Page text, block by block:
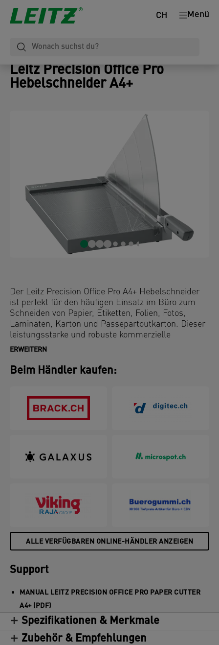
Menü
CH
Leitz Precision Office Pro
Hebelschneider A4+
Der Leitz Precision Office Pro A4+ Hebelschneider
ist perfekt für den häufigen Einsatz im Büro zum
Schneiden von Papier, Etiketten, Folien, Fotos,
Laminaten, Karton und Passepartoutkarton. Dieser
leistungsstarke und robuste kommerzielle
Hebelschneider schneidet mühelos bis zu 25 Blatt
über die einzigartige EdgeGlow-
beleuchtet. Die durchsichtige, manuelle
Papierklemme hält das Papier sicher, während der
ergonomische Griff ein bequemes und einfaches
und praktisch auf dem glatten Glastisch ausrichten.
Die Klingen-Schutzvorrichtung bietet vollständigen
einer hochwertigen Klinge aus Edelstahl, einer
stabilen Arbeitsfläche und einer verlängerten 5-
präzise Schnitte liefern wird.
ERWEITERN
Beim Händler kaufen:
ALLE VERFÜGBAREN ONLINE-HÄNDLER ANZEIGEN
Support
MANUAL LEITZ PRECISION OFFICE PRO PAPER CUTTER
A4+ (PDF)
Spezifikationen & Merkmale
Zubehör & Empfehlungen